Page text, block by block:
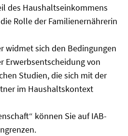
des Haushaltseinkommens
Rolle der Familienernährerin
widmet sich den Bedingungen
Erwerbsentscheidung von
Studien, die sich mit der
im Haushaltskontext
können Sie auf IAB-